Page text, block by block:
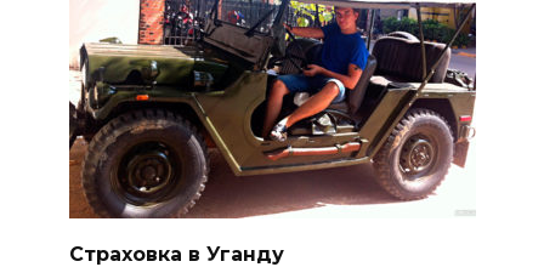
Страховка в Уганду